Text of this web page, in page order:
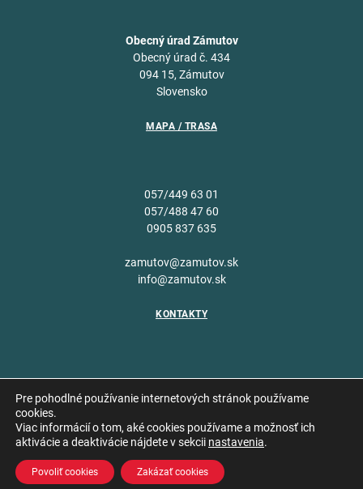
Obecný úrad Zámutov
Obecný úrad č. 434
094 15, Zámutov
Slovensko
MAPA / TRASA
057/449 63 01
057/488 47 60
0905 837 635
zamutov@zamutov.sk
info@zamutov.sk
KONTAKTY
Copyright © 2026 Obec
Pre pohodlné používanie internetových stránok používame
cookies.
Viac informácií o tom, aké cookies používame a možnosť ich
aktivácie a deaktivácie nájdete v sekcii nastavenia.
Povoliť cookies Zakázať cookies